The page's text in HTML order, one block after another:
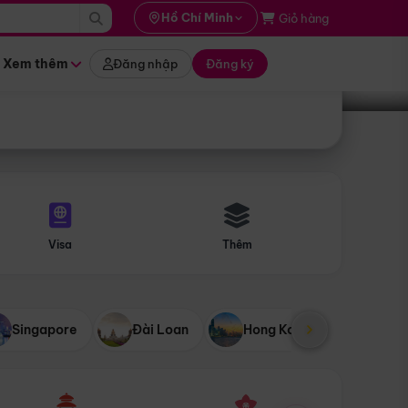
Hồ Chí Minh Giỏ hàng
Xem thêm Đăng nhập Đăng ký
Tìm tour
Visa Thêm
Singapore Đài Loan Hong Kong